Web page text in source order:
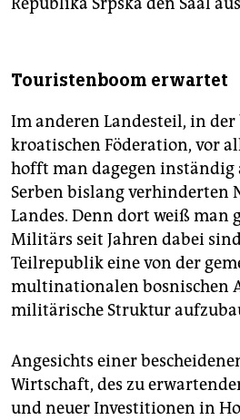
Touristenboom erwartet
Im anderen Landesteil, in der
kroatischen Föderation, vor
hofft man dagegen inständig
Serben bislang verhinderten
Landes. Denn dort weiß man
Militärs seit Jahren dabei
Teilrepublik eine von der
multinationalen bosnischen
militärische Struktur
Angesichts einer
Wirtschaft, des zu
und neuer Investitionen in